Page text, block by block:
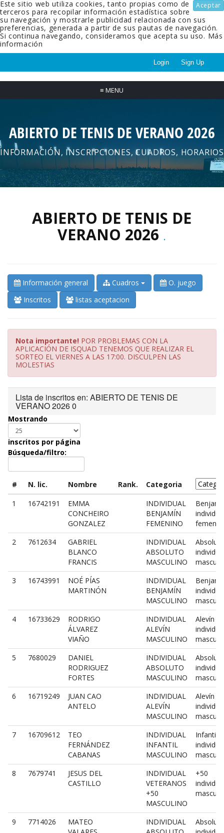
Aceptar
Este sitio web utiliza cookies, tanto propias como de
terceros para recopilar información estadística sobre
su navegación y mostrarle publicidad relacionada con sus
preferencias, generada a partir de sus pautas de navegación.
Si continua navegando, consideramos que acepta su uso. Más
información
Login Sign Up
≡ MENU
ABIERTO DE TENIS DE VERANO 2026
INFORMACIÓN, INSCRIPCIONES, CUADROS, HORARIOS
ABIERTO DE TENIS DE
VERANO 2026 .
Información general Cuadros
O. juego
Inscritos
listas aceptacion
Nota importante! POR PROBLEMAS CON LA
APLICACIÓN DE ISQUAD TENEMOS QUE REALIZAR EL
SORTEO EL VIERNES A LAS 17:00. DISCULPEN LAS
MOLESTIAS
Lista de inscritos en: ABIERTO DE TENIS DE
VERANO 2026 0
Mostrando
inscritos por página
Búsqueda/filtro:
# N. lic. Nombre Rank.
Categoria
1
16742191
EMMA
CONCHEIRO
GONZALEZ
INDIVIDUAL
BENJAMÍN
FEMENINO
2
7612634
GABRIEL
BLANCO
FRANCIS
INDIVIDUAL
ABSOLUTO
MASCULINO
Absoluto
3
16743991
NOÉ PÍAS
MARTINÓN
INDIVIDUAL
BENJAMÍN
MASCULINO
4
16733629
RODRIGO
ÁLVAREZ
VIAÑO
INDIVIDUAL
ALEVÍN
MASCULINO
Alevín
5
7680029
DANIEL
RODRIGUEZ
FORTES
INDIVIDUAL
ABSOLUTO
MASCULINO
Absoluto
6
16719249
JUAN CAO
ANTELO
INDIVIDUAL
ALEVÍN
MASCULINO
Alevín
7
16709612
TEO
FERNÁNDEZ
CABANAS
INDIVIDUAL
INFANTIL
MASCULINO
Infantil
8
7679741
JESUS DEL
CASTILLO
INDIVIDUAL
VETERANOS
+50
MASCULINO
+50
9 7714026
MATEO
INDIVIDUAL
Absoluto